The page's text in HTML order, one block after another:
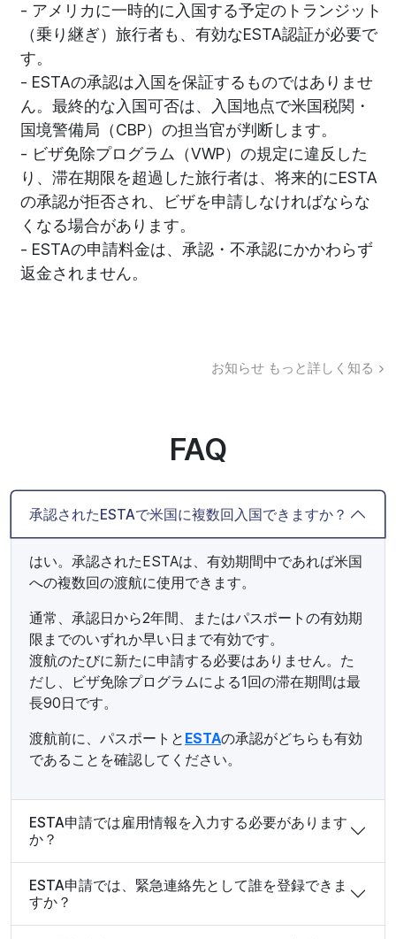
- アメリカに一時的に入国する予定のトランジット
（乗り継ぎ）旅行者も、有効なESTA認証が必要で
す。
- ESTAの承認は入国を保証するものではありませ
ん。最終的な入国可否は、入国地点で米国税関・
国境警備局（CBP）の担当官が判断します。
- ビザ免除プログラム（VWP）の規定に違反した
り、滞在期限を超過した旅行者は、将来的にESTA
の承認が拒否され、ビザを申請しなければならな
くなる場合があります。
- ESTAの申請料金は、承認・不承認にかかわらず
返金されません。
お知らせ もっと詳しく知る
FAQ
承認されたESTAで米国に複数回入国できますか？
はい。承認されたESTAは、有効期間中であれば米国
への複数回の渡航に使用できます。
通常、承認日から2年間、またはパスポートの有効期
限までのいずれか早い日まで有効です。
渡航のたびに新たに申請する必要はありません。た
だし、ビザ免除プログラムによる1回の滞在期間は最
長90日です。
渡航前に、パスポートと ESTAの承認がどちらも有効
であることを確認してください。
ESTA申請では雇用情報を入力する必要があります
か？
ESTA申請では、緊急連絡先として誰を登録できま
すか？